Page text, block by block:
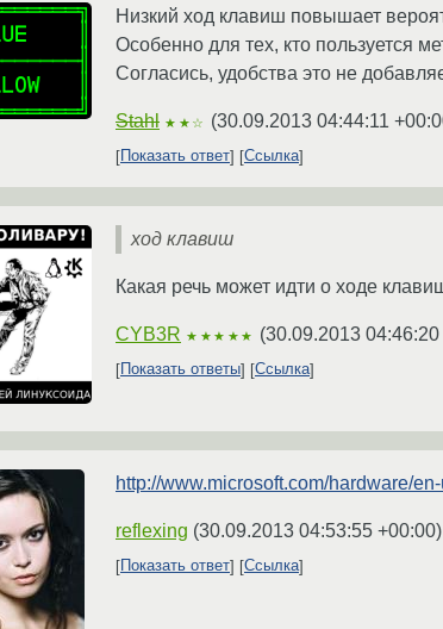
Низкий ход клавиш повышает
Особенно для тех, кто пользуется
Согласись, удобства это не
Stahl ★★☆ (30.09.2013 04:44:11
Показать ответ Ссылка
ход клавиш
Какая речь может идти о ходе
CYB3R ★★★★★ (30.09.2013
Показать ответы Ссылка
http://www.microsoft.com/hardware/
reflexing (30.09.2013 04:53:55 +00:00)
Показать ответ Ссылка